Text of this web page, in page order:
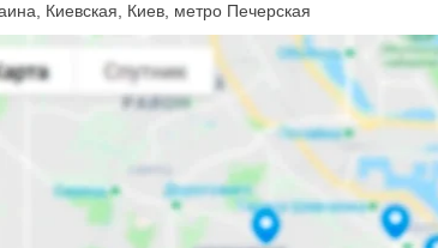
Киевская, Киев, метро Печерская